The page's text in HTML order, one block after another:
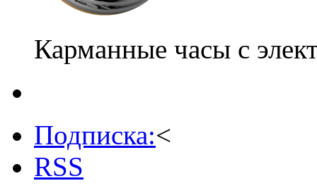
Карманные часы с
Подписка:<
RSS